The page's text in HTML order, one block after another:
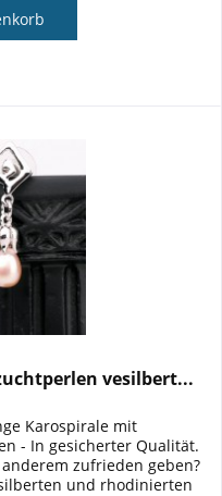
vesilbert...
Karospirale mit
- In gesicherter Qualität.
zufrieden geben?
und rhodinierten